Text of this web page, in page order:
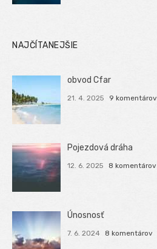
NAJČÍTANEJŠIE
obvod Cfar
21. 4. 2025 9 komentárov
Pojezdová dráha
12. 6. 2025 8 komentárov
Únosnosť
7. 6. 2024 8 komentárov